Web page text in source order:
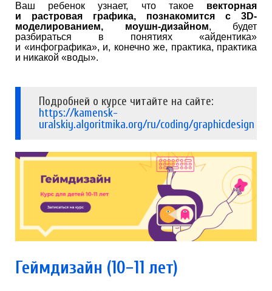
Ваш ребенок узнает, что такое векторная
и растровая графика, познакомится с 3D-
моделированием, моушн-дизайном, будет
разбираться в понятиях «айдентика»
и «инфографика», и, конечно же, практика, практика
и никакой «воды».
Подробней о курсе читайте на сайте:
https://kamensk-
uralskiy.algoritmika.org/ru/coding/graphicdesign
Геймдизайн (10−11 лет)